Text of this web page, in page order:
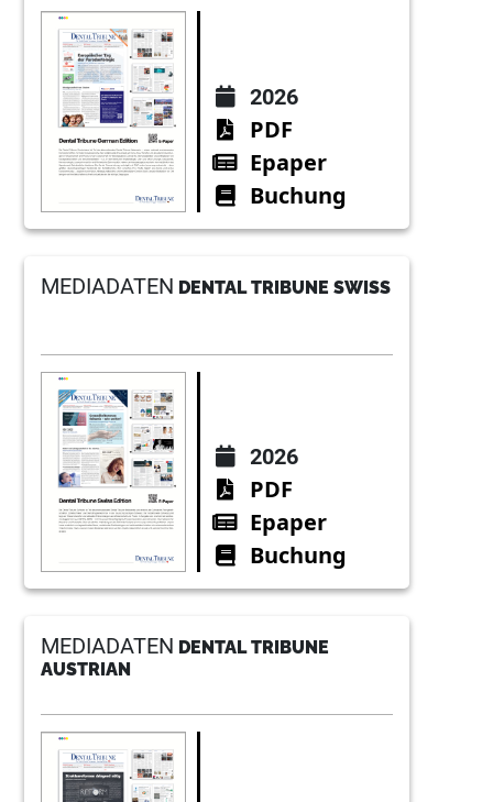
2026
PDF
Epaper
Buchung
MEDIADATEN DENTAL TRIBUNE SWISS
2026
PDF
Epaper
Buchung
MEDIADATEN DENTAL TRIBUNE
AUSTRIAN